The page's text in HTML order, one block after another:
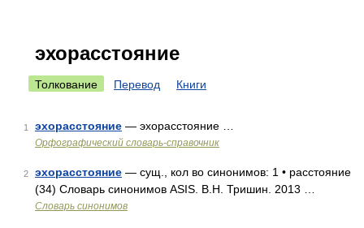
эхорасстояние
Толкование Перевод Книги
1 эхорасстояние — эхорасстояние …
Орфографический словарь-справочник
2 эхорасстояние — сущ., кол во синонимов: 1 • расстояние
(34) Словарь синонимов ASIS. В.Н. Тришин. 2013 …
Словарь синонимов